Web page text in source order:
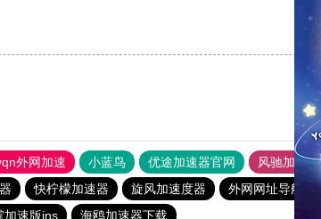
外网加速 小蓝鸟 优途加速器官网 风驰加速器
快柠檬加速器 旋风加速度器 外网网址导航
加速版ins 海鸥加速器下载